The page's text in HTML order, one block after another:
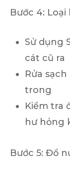
Bước 4:
Sử dụng
cát cũ ra
Rửa
trong
Kiểm tra
hư hỏng
Bước 5: Đổ